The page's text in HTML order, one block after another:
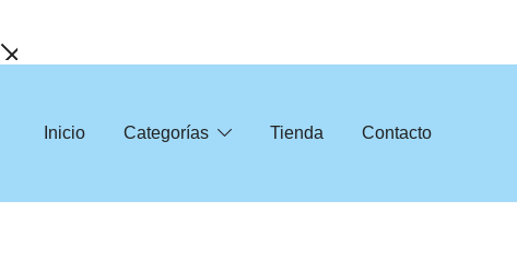
Inicio Categorías Tienda Contacto